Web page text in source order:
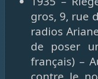
gros, 9, rue
radios
de poser
français) –